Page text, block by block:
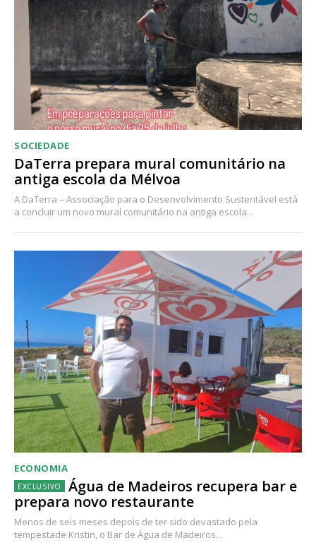
assinantes
Ofertas para assinatura anual
Escolha o plano
SOCIEDADE
DaTerra prepara mural comunitário na
antiga escola da Mélvoa
A DaTerra – Associação para o Desenvolvimento Sustentável está
a concluir um novo mural comunitário na antiga escola...
ECONOMIA
Água de Madeiros recupera bar e
prepara novo restaurante
Menos de seis meses depois de ter sido devastado pela
tempestade Kristin, o Bar de Água de Madeiros...